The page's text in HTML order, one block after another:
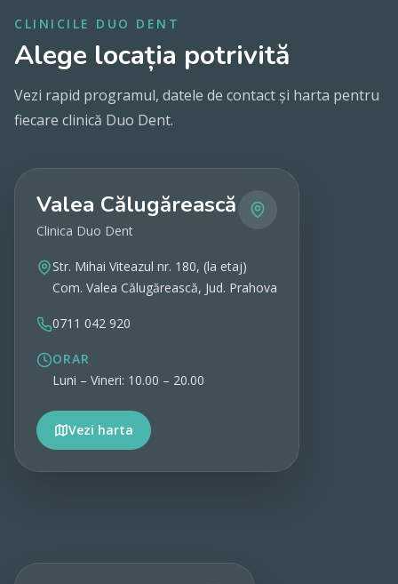
CLINICILE DUO DENT
Alege locația potrivită
Vezi rapid programul, datele de contact și harta pentru
fiecare clinică Duo Dent.
Valea Călugărească
Clinica Duo Dent
Str. Mihai Viteazul nr. 180, (la etaj)
Com. Valea Călugărească, Jud. Prahova
0711 042 920
ORAR
Luni – Vineri: 10.00 – 20.00
Vezi harta
Vezi detalii